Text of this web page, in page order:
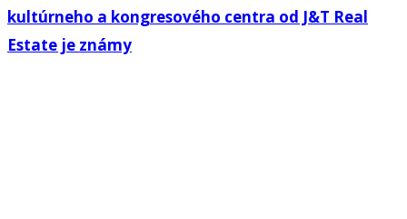
kultúrneho a kongresového centra od J&T Real
Estate je známy